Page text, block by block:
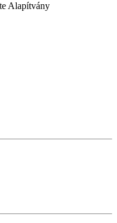
Alapítvány